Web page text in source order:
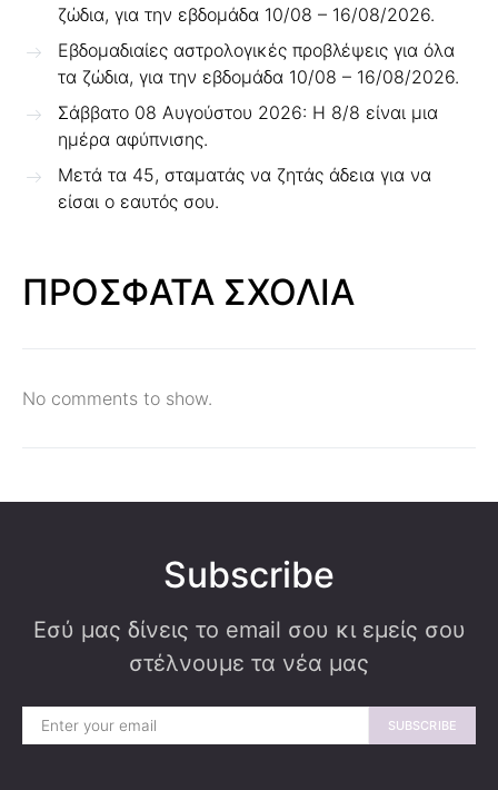
ζώδια, για την εβδομάδα 10/08 – 16/08/2026.
Εβδομαδιαίες αστρολογικές προβλέψεις για όλα
τα ζώδια, για την εβδομάδα 10/08 – 16/08/2026.
Σάββατο 08 Αυγούστου 2026: Η 8/8 είναι μια
ημέρα αφύπνισης.
Μετά τα 45, σταματάς να ζητάς άδεια για να
είσαι ο εαυτός σου.
ΠΡΟΣΦΑΤΑ ΣΧΟΛΙΑ
No comments to show.
Subscribe
Εσύ μας δίνεις το email σου κι εμείς σου
στέλνουμε τα νέα μας
SUBSCRIBE